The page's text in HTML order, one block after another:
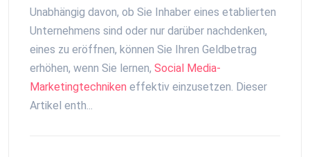
Unabhängig davon, ob Sie Inhaber eines etablierten
Unternehmens sind oder nur darüber nachdenken,
eines zu eröffnen, können Sie Ihren Geldbetrag
erhöhen, wenn Sie lernen, Social Media-
Marketingtechniken effektiv einzusetzen. Dieser
Artikel enth...